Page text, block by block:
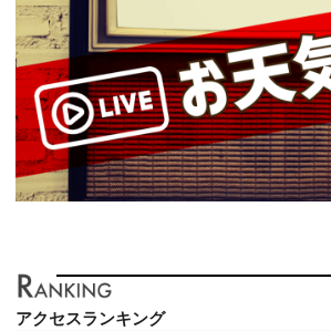
アクセスランキング